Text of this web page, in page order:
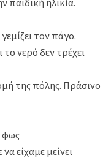
τον πάγο.
το νερό δεν τρέχει
της πόλης. Πράσινο
φως
είχαμε μείνει